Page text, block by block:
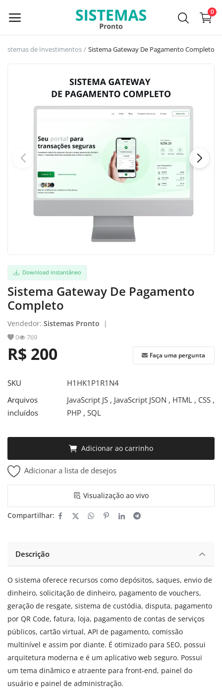
0
Categorias
Lista de Desejos
Contato
Conecte-se
Sistemas de Investimentos Sistema Gateway De Pagamento Completo
Download instantâneo
Sistema Gateway De Pagamento
Completo
Vendedor: Sistemas Pronto |
0 769
R$ 200 Faça uma pergunta
SKU
H1HK1P1R1N4
Arquivos
incluídos
JavaScript JS , JavaScript JSON , HTML , CSS ,
PHP , SQL
Adicionar ao carrinho
Adicionar a lista de desejos
Visualização ao vivo
Compartilhar:
Descrição
O sistema oferece recursos como depósitos, saques, envio de
dinheiro, solicitação de dinheiro, pagamento de vouchers,
geração de resgate, sistema de custódia, disputa, pagamento
por QR Code, fatura, loja, pagamento de contas de serviços
públicos, cartão virtual, API de pagamento, comissão
multinível e assim por diante. É otimizado para SEO, possui
arquitetura moderna e é um aplicativo web seguro. Possui
um tema dinâmico e atraente para front-end, painel do
usuário e painel de administração.